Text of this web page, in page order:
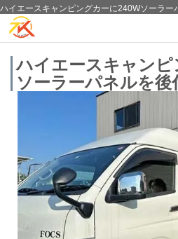
ハイエースキャンピングカーに240Wソーラ
ブログ ｜4WDやSUVのカスタム パーツと12v
品までご提案の T.K TECH 埼玉
ハイエースキャン
ソーラーパネルを後